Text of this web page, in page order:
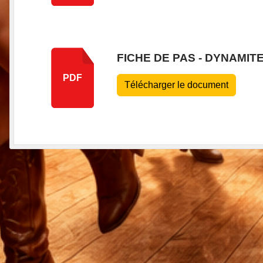
PDF
FICHE DE PAS -
Télécharger le document